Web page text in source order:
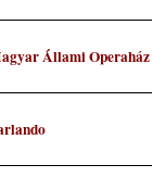
Állami Operaház